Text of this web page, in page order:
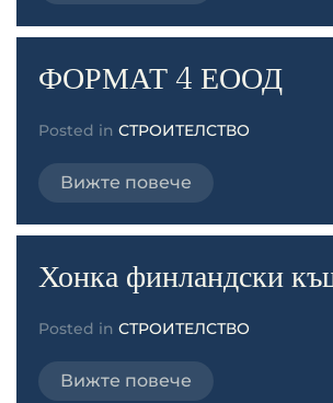
ФОРМАТ 4 ЕООД
Posted in СТРОИТЕЛСТВО
Вижте повече
Хонка финландски
Posted in СТРОИТЕЛСТВО
Вижте повече